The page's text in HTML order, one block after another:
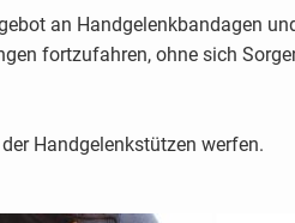
an Handgelenkbandagen
fortzufahren, ohne sich
Handgelenkstützen werfen.